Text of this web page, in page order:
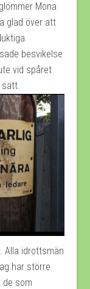
Mona
glad över att
besvikelse
vid spåret
Alla idrottsmän
har större
de som